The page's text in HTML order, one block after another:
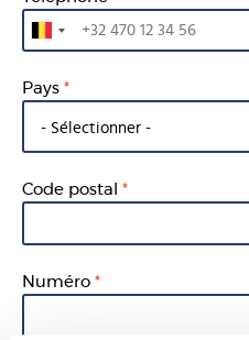
Pays
Code postal
Numéro